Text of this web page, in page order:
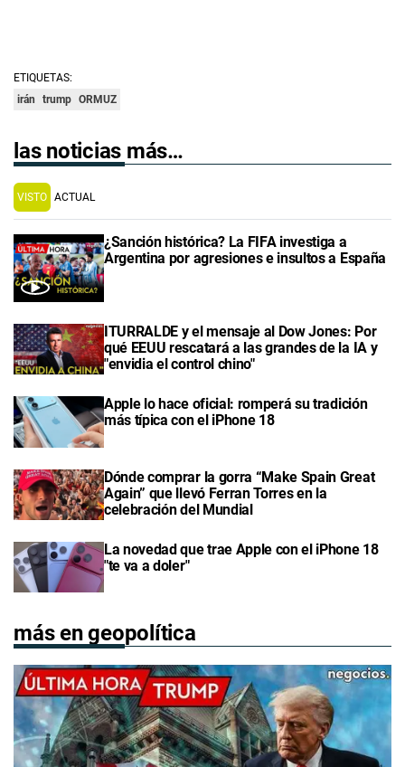
ETIQUETAS:
irán
trump ORMUZ
las noticias más…
VISTO ACTUAL
¿Sanción histórica? La FIFA investiga a
Argentina por agresiones e insultos a España
ITURRALDE y el mensaje al Dow Jones: Por
qué EEUU rescatará a las grandes de la IA y
"envidia el control chino"
Apple lo hace oficial: romperá su tradición
más típica con el iPhone 18
Dónde comprar la gorra “Make Spain Great
Again” que llevó Ferran Torres en la
celebración del Mundial
La novedad que trae Apple con el iPhone 18
"te va a doler"
más en geopolítica